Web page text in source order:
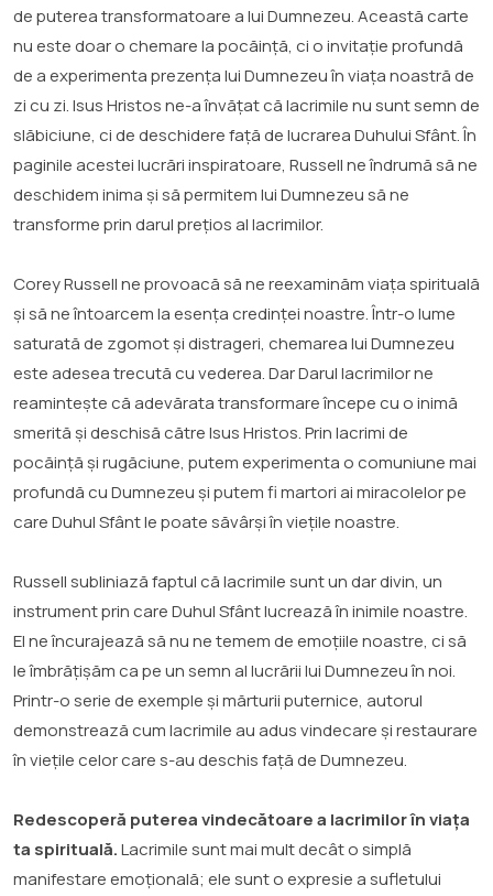
de puterea transformatoare a lui Dumnezeu. Această carte
nu este doar o chemare la pocăință, ci o invitație profundă
de a experimenta prezența lui Dumnezeu în viața noastră de
zi cu zi. Isus Hristos ne-a învățat că lacrimile nu sunt semn de
slăbiciune, ci de deschidere față de lucrarea Duhului Sfânt. În
paginile acestei lucrări inspiratoare, Russell ne îndrumă să ne
deschidem inima și să permitem lui Dumnezeu să ne
transforme prin darul prețios al lacrimilor.
Corey Russell ne provoacă să ne reexaminăm viața spirituală
și să ne întoarcem la esența credinței noastre. Într-o lume
saturată de zgomot și distrageri, chemarea lui Dumnezeu
este adesea trecută cu vederea. Dar Darul lacrimilor ne
reamintește că adevărata transformare începe cu o inimă
smerită și deschisă către Isus Hristos. Prin lacrimi de
pocăință și rugăciune, putem experimenta o comuniune mai
profundă cu Dumnezeu și putem fi martori ai miracolelor pe
care Duhul Sfânt le poate săvârși în viețile noastre.
Russell subliniază faptul că lacrimile sunt un dar divin, un
instrument prin care Duhul Sfânt lucrează în inimile noastre.
El ne încurajează să nu ne temem de emoțiile noastre, ci să
le îmbrățișăm ca pe un semn al lucrării lui Dumnezeu în noi.
Printr-o serie de exemple și mărturii puternice, autorul
demonstrează cum lacrimile au adus vindecare și restaurare
în viețile celor care s-au deschis față de Dumnezeu.
Redescoperă puterea vindecătoare a lacrimilor în viața
ta spirituală.Lacrimile sunt mai mult decât o simplă
manifestare emoțională; ele sunt o expresie a sufletului